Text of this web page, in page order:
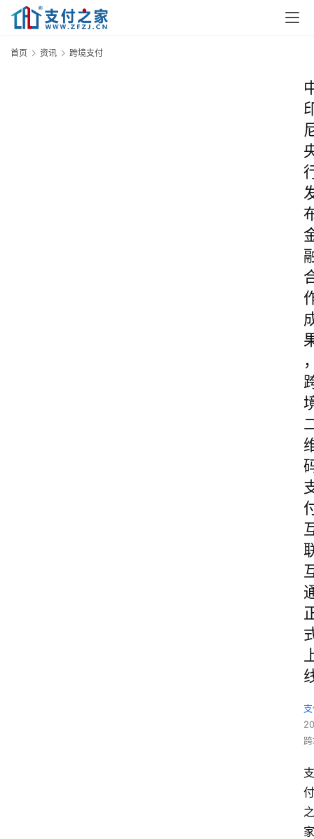
首页 资讯 跨境支付
支
付
之
家